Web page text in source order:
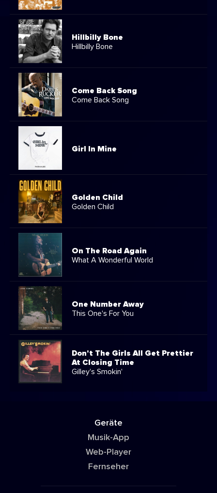
Hillbilly Bone
Hillbilly Bone
Come Back Song
Come Back Song
Girl In Mine
Golden Child
Golden Child
On The Road Again
What A Wonderful World
One Number Away
This One's For You
Don't The Girls All Get Prettier
At Closing Time
Gilley's Smokin'
Geräte
Musik-App
Web-Player
Fernseher